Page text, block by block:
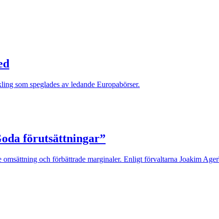
som speglades av ledande Europabörser.
förutsättningar”
och förbättrade marginaler. Enligt förvaltarna Joakim